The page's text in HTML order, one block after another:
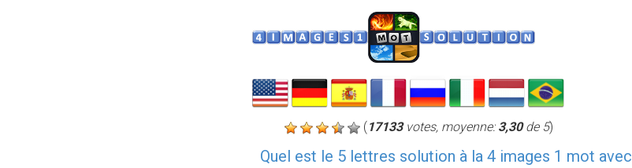
(17133votes, moyenne:3,30de 5)
Quel est le 5 lettres solution à la 4 images 1 mot avec